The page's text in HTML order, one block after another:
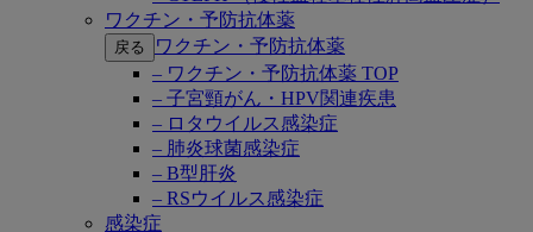
ワクチン・予防抗体薬
戻る
ワクチン・予防抗体薬
– ワクチン・予防抗体薬 TOP
– 子宮頸がん・HPV関連疾患
– ロタウイルス感染症
– 肺炎球菌感染症
– B型肝炎
– RSウイルス感染症
感染症